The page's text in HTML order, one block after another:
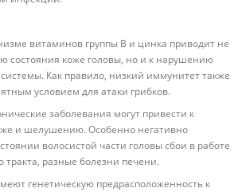
витаминов группы В и цинка приводит не
состояния коже головы, но и к нарушению
Как правило, низкий иммунитет также
условием для атаки грибков.
заболевания могут привести к
и шелушению. Особенно негативно
волосистой части головы сбои в работе
тракта, разные болезни печени.
генетическую предрасположенность к